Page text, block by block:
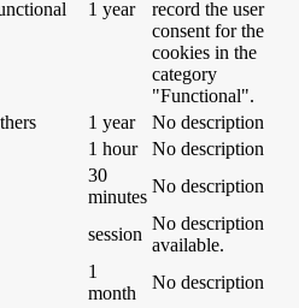
1 year
record the user
consent for the
cookies in the
category
"Functional".
1 year
No description
1 hour
No description
30
minutes
No description
session
No description
available.
1
month
No description